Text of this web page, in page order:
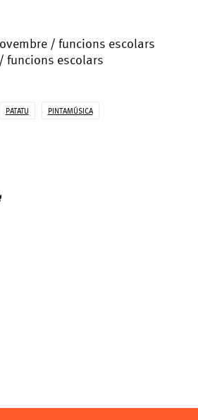
/ funcions escolars
/ funcions escolars
PATATU PINTAMÚSICA